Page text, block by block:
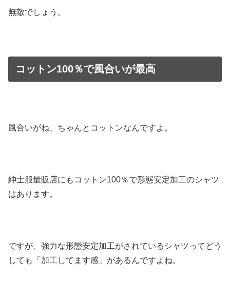
無敵でしょう。
コットン100％で風合いが最高
風合いがね、ちゃんとコットンなんですよ。
紳士服量販店にもコットン100％で形態安定加工のシャツ
はあります。
ですが、強力な形態安定加工がされているシャツってどう
しても「加工してます感」があるんですよね。